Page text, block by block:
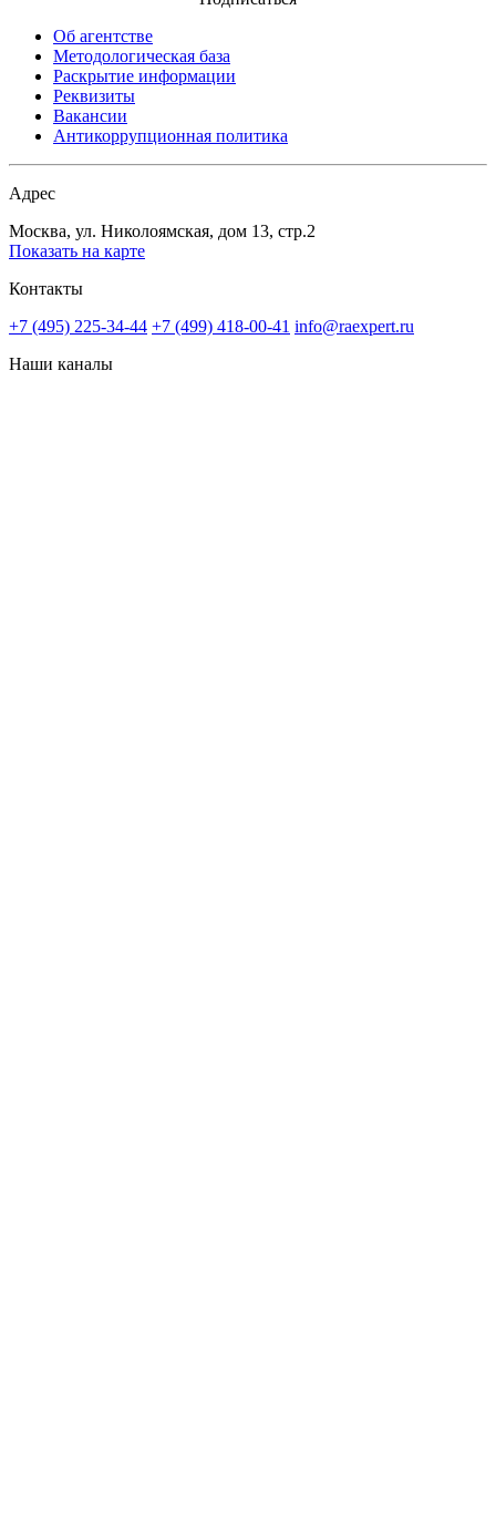
Об агентстве
Методологическая база
Раскрытие информации
Реквизиты
Вакансии
Антикоррупционная политика
Адрес
Москва, ул. Николоямская, дом 13, стр.2
Показать на карте
Контакты
+7 (495) 225-34-44 +7 (499) 418-00-41 info@raexpert.ru
Наши каналы